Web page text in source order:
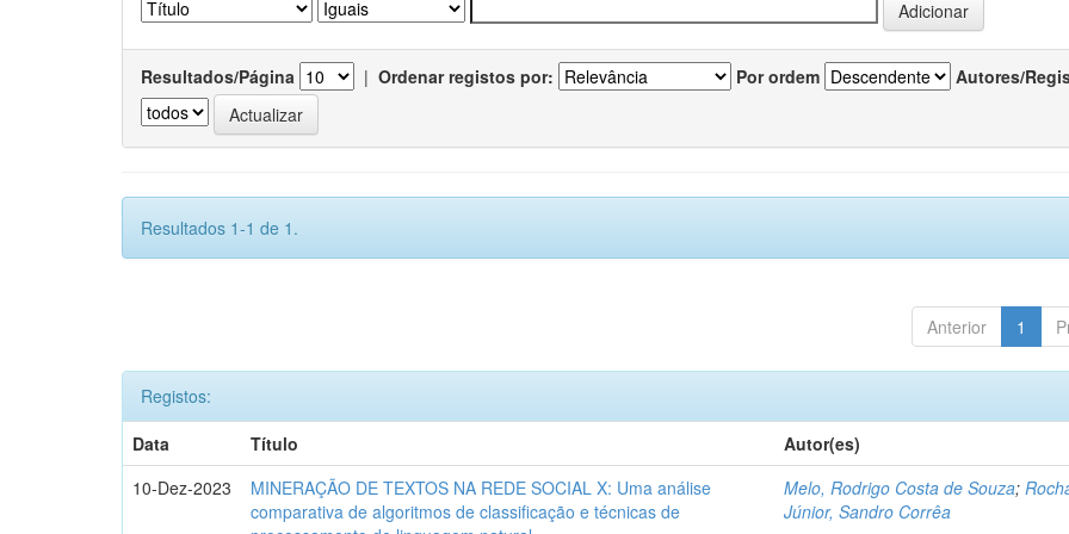
Resultados/Página | Ordenar registos por: Por ordem Autores/
Resultados 1-1 de 1.
Anterior 1
Registos:
Data
Título
Autor(es)
10-Dez-2023
MINERAÇÃO DE TEXTOS NA REDE SOCIAL X: Uma análise
comparativa de algoritmos de classificação e técnicas de
Melo, Rodrigo Costa de Souza;
Júnior, Sandro Corrêa